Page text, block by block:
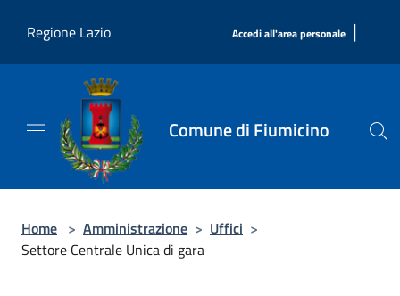
Regione Lazio
Accedi all'area personale |
Comune di Fiumicino
Home > Amministrazione > Uffici >
Settore Centrale Unica di gara